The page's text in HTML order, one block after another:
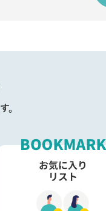
。